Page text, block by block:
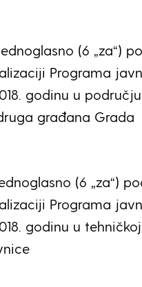
(6 „za“)
Programa
godinu u području
građana Grada
(6 „za“)
Programa
godinu u